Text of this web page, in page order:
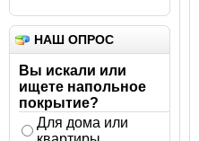
НАШ ОПРОС
Вы искали или
ищете напольное
покрытие?
Для дома или